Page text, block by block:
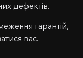
дефектів.
гарантій,
вас.